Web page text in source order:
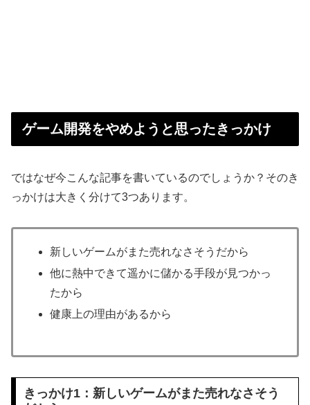
ゲーム開発をやめようと思ったきっかけ
ではなぜ今こんな記事を書いているのでしょうか？そのき
っかけは大きく分けて3つあります。
新しいゲームがまた売れなさそうだから
他に熱中できて遥かに儲かる手段が見つかっ
たから
健康上の理由があるから
きっかけ1：新しいゲームがまた売れなさそう